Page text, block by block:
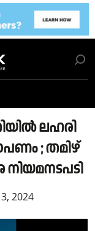
ലഹരി
; തമിഴ്
2024